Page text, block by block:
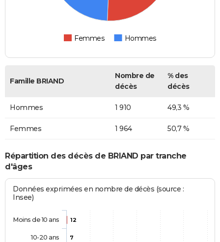
Femmes Hommes
Famille BRIAND
Nombre de
décès
% des
décès
Hommes 1 910 49,3 %
Femmes 1 964 50,7 %
Répartition des décès de BRIAND par tranche
d'âges
Données exprimées en nombre de décès (source :
Insee)
12
7
Moins de 10 ans
10-20 ans